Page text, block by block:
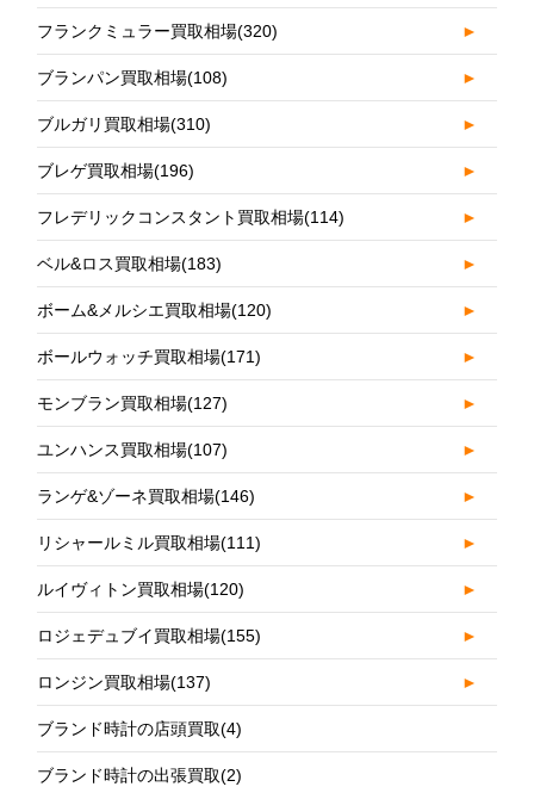
フランクミュラー買取相場(320) ►
ブランパン買取相場(108) ►
ブルガリ買取相場(310) ►
ブレゲ買取相場(196) ►
フレデリックコンスタント買取相場(114) ►
ベル&ロス買取相場(183) ►
ボーム&メルシエ買取相場(120) ►
ボールウォッチ買取相場(171) ►
モンブラン買取相場(127) ►
ユンハンス買取相場(107) ►
ランゲ&ゾーネ買取相場(146) ►
リシャールミル買取相場(111) ►
ルイヴィトン買取相場(120) ►
ロジェデュブイ買取相場(155) ►
ロンジン買取相場(137) ►
ブランド時計の店頭買取(4)
ブランド時計の出張買取(2)